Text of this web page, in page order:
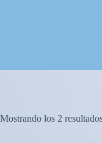
Mostrando los 2